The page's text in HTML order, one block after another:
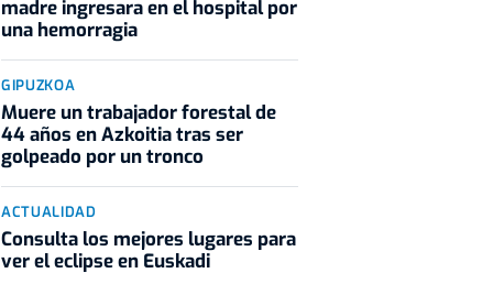
madre ingresara en el hospital por
una hemorragia
GIPUZKOA
Muere un trabajador forestal de
44 años en Azkoitia tras ser
golpeado por un tronco
ACTUALIDAD
Consulta los mejores lugares para
ver el eclipse en Euskadi